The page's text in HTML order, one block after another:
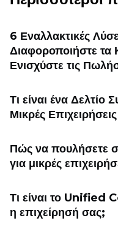
6 Εναλλακτικές
Διαφοροποιήστε τα
Ενισχύστε τις
Τι είναι ένα Δελτίο
Μικρές
Πώς να πουλήσετε
για μικρές
Τι είναι το Unified
η επιχείρησή σας;